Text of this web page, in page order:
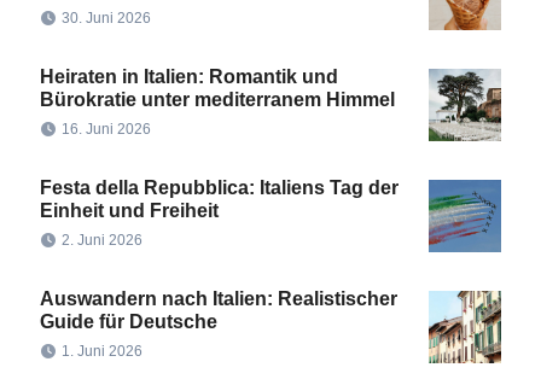
30. Juni 2026
Heiraten in Italien: Romantik und
Bürokratie unter mediterranem Himmel
16. Juni 2026
Festa della Repubblica: Italiens Tag der
Einheit und Freiheit
2. Juni 2026
Auswandern nach Italien: Realistischer
Guide für Deutsche
1. Juni 2026